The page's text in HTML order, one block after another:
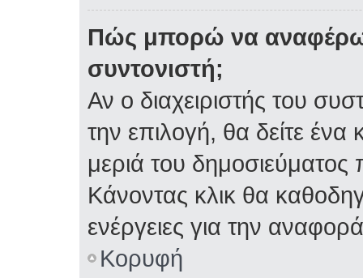
Πώς μπορώ να αναφέρω
συντονιστή;
Αν ο διαχειριστής του
την επιλογή, θα δείτε
μεριά του
Κάνοντας κλικ θα
ενέργειες για την
Κορυφή